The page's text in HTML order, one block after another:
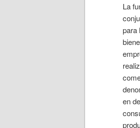
La
para
en